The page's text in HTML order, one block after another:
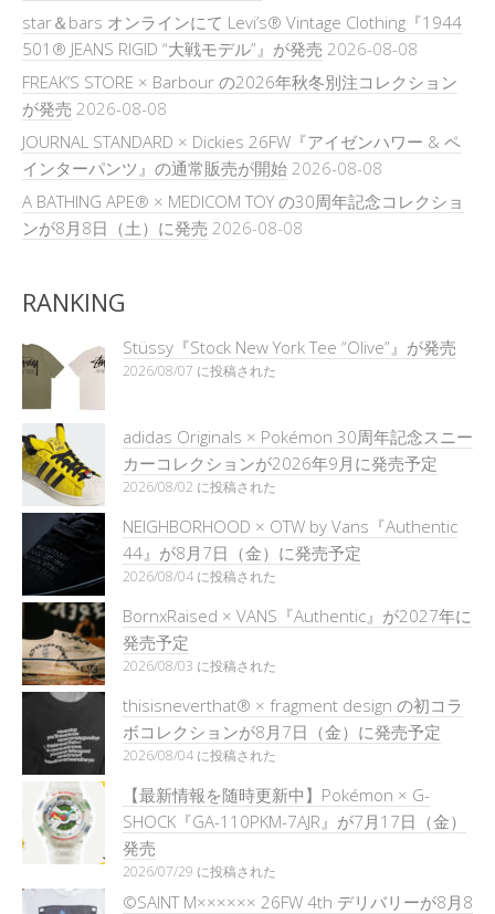
star＆bars オンラインにて Levi’s® Vintage Clothing『1944
501® JEANS RIGID “大戦モデル”』が発売 2026-08-08
FREAK’S STORE × Barbour の2026年秋冬別注コレクション
が発売 2026-08-08
JOURNAL STANDARD × Dickies 26FW『アイゼンハワー & ペ
インターパンツ』の通常販売が開始 2026-08-08
A BATHING APE® × MEDICOM TOY の30周年記念コレクショ
ンが8月8日（土）に発売 2026-08-08
RANKING
Stüssy『Stock New York Tee “Olive”』が発売
2026/08/07 に投稿された
adidas Originals × Pokémon 30周年記念スニー
カーコレクションが2026年9月に発売予定
2026/08/02 に投稿された
NEIGHBORHOOD × OTW by Vans『Authentic
44』が8月7日（金）に発売予定
2026/08/04 に投稿された
BornxRaised × VANS『Authentic』が2027年に
発売予定
2026/08/03 に投稿された
thisisneverthat® × fragment design の初コラ
ボコレクションが8月7日（金）に発売予定
2026/08/04 に投稿された
【最新情報を随時更新中】Pokémon × G-
SHOCK『GA-110PKM-7AJR』が7月17日（金）
発売
2026/07/29 に投稿された
©SAINT M×××××× 26FW 4th デリバリーが8月8